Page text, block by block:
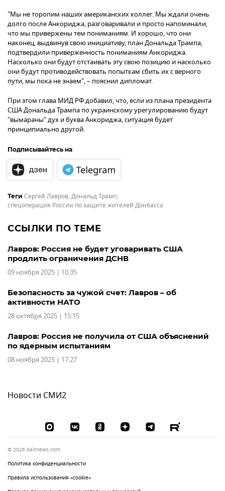
"Мы не торопим наших американских коллег. Мы ждали очень
долго после Анкориджа, разговаривали и просто напоминали,
что мы привержены тем пониманиям. И хорошо, что они
наконец, выдвинув свою инициативу, план Дональда Трампа,
подтвердили приверженность пониманиям Анкориджа.
Насколько они будут отстаивать эту свою позицию и насколько
они будут противодействовать попыткам сбить их с верного
пути, мы пока не знаем", – пояснил дипломат.
При этом глава МИД РФ добавил, что, если из плана президента
США Дональда Трампа по украинскому урегулированию будут
"вымараны" дух и буква Анкориджа, ситуация будет
принципиально другой.
Подписывайтесь на
Теги Сергей Лавров, Дональд Трамп,
спецоперация России по защите жителей Донбасса
ССЫЛКИ ПО ТЕМЕ
Лавров: Россия не будет уговаривать США
продлить ограничения ДСНВ
09 ноября 2025 | 10:35
Безопасность за чужой счет: Лавров – об
активности НАТО
28 октября 2025 | 15:15
Лавров: Россия не получила от США объяснений
по ядерным испытаниям
08 ноября 2025 | 17:27
Новости СМИ2
© 2026 baltnews.com
Политика конфиденциальности
Правила использования «cookie»